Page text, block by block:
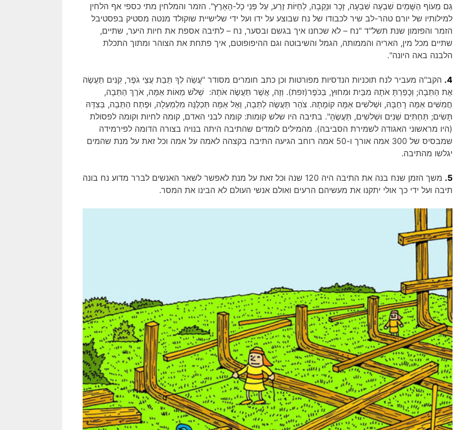
גַּם מֵעוֹף הַשָּׁמַיִם שִׁבְעָה שִׁבְעָה, זָכָר וּנְקֵבָה, לְחַיּוֹת זֶרַע, עַל פְּנֵי כָל-הָאָרֶץ". הזמר והמלחין מתי כספי אף הלחין
למילותיו של יורם טהר-לב שיר לכבודו של נח שבוצע על ידו ועל ידי שלישיית שוקולד מנטה מסטיק בפסטיבל
הזמר והפזמון שנת תשל"ד "נח – לא שכחנו איך בגשם ובסער, נח – לתיבה אספת את חיות היער, שתיים,
שתיים מכל מין, האריה והממותה, הגמל והשיבוטה וגם ההיפופוטם, איך פתחת את הצוהר ומתוך התכלת
הלבנה באה היונה".
4. הקב"ה מעביר לנח תוכניות הנדסיות מפורטות וכן כתב חומרים מסודר "עֲשֵׂה לְךָ תֵּבַת עֲצֵי גֹפֶר, קִנִּים תַּעֲשֶׂה
אֶת הַתֵּבָה; וְכָפַרְתָּ אֹתָהּ מִבַּיִת וּמִחוּץ, בַּכֹּפֶר(זפת). וְזֶה, אֲשֶׁר תַּעֲשֶׂה אֹתָהּ: שְׁלֹשׁ מֵאוֹת אַמָּה, אֹרֶךְ הַתֵּבָה,
חֲמִשִּׁים אַמָּה רָחְבָּהּ, וּשְׁלֹשִׁים אַמָּה קוֹמָתָהּ. צֹהַר תַּעֲשֶׂה לַתֵּבָה, וְאֶל אַמָּה תְּכַלֶּנָּה מִלְמַעְלָה, וּפֶתַח הַתֵּבָה, בְּצִדָּהּ
תָּשִׂים; תַּחְתִּיִּם שְׁנִיִּם וּשְׁלִשִׁים, תַּעֲשֶׂהָ". בתיבה היו שלש קומות: קומה לבני האדם, קומה לחיות וקומה לפסולת
(היו מראשוני האגודה לשמירת הסביבה). מהמילים לומדים שהתיבה היתה בנויה בצורה הדומה לפירמידה
שמבסיס של 300 אמה אורך ו-50 אמה רוחב הגיעה התיבה בקצהה לאמה על אמה וכל זאת על מנת שהמים
יגלשו מהתיבה.
5.
משך הזמן שנח בנה את התיבה היה 120 שנה וכל זאת על מנת לאפשר לשאר האנשים לברר מדוע נח בונה
תיבה ועל ידי כך אולי יתקנו את מעשיהם הרעים ואולם אנשי העולם לא הבינו את המסר.